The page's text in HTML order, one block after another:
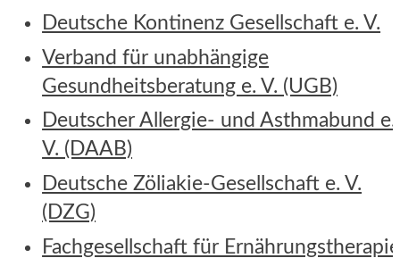
Deutsche Kontinenz Gesellschaft e. V.
Verband für unabhängige
Gesundheitsberatung e. V. (UGB)
Deutscher Allergie- und Asthmabund e.
V. (DAAB)
Deutsche Zöliakie-Gesellschaft e. V.
(DZG)
Fachgesellschaft für Ernährungstherapie